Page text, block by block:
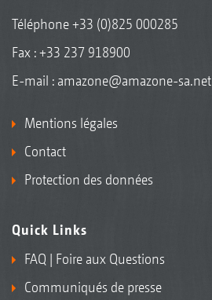
Téléphone+33 (0)825 000285
Fax : +33 237 918900
E-mail : amazone@amazone-sa.net
Mentions légales
Contact
Protection des données
Quick Links
FAQ | Foire aux Questions
Communiqués de presse